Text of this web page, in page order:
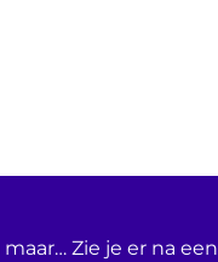
Zie je er na een